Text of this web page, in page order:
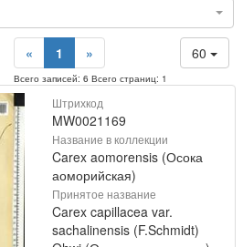
60
« 1 »
Всего записей: 6 Всего страниц: 1
Штрихкод
MW0021169
Название в коллекции
Carex aomorensis (Осока
аоморийская)
Принятое название
Carex capillacea var.
sachalinensis (F.Schmidt)